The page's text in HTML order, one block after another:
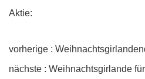
Aktie:
vorherige :
nächste : Weihnachtsgirlande